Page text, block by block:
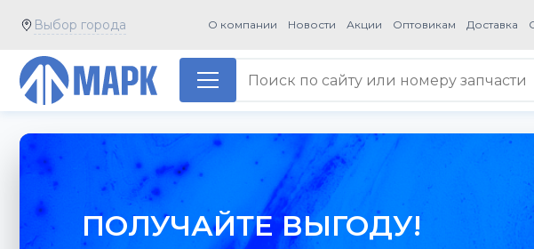
Выбор города О компании Новости Акции Оптовикам Доставка
ПОЛУЧАЙТЕ ВЫГОДУ!